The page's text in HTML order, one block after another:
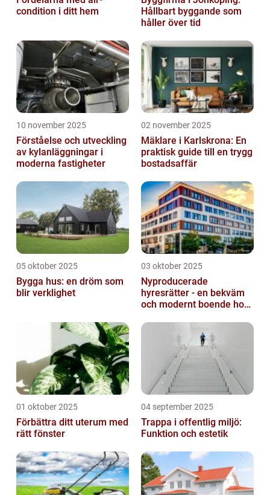
condition i ditt hem
Hållbart byggande som
håller över tid
10 november 2025
Förståelse och utveckling
av kylanläggningar i
moderna fastigheter
02 november 2025
Mäklare i Karlskrona: En
praktisk guide till en trygg
bostadsaffär
05 oktober 2025
Bygga hus: en dröm som
blir verklighet
03 oktober 2025
Nyproducerade
hyresrätter - en bekväm
och modernt boende hos
nyproduktion
01 oktober 2025
Förbättra ditt uterum med
rätt fönster
04 september 2025
Trappa i offentlig miljö:
Funktion och estetik